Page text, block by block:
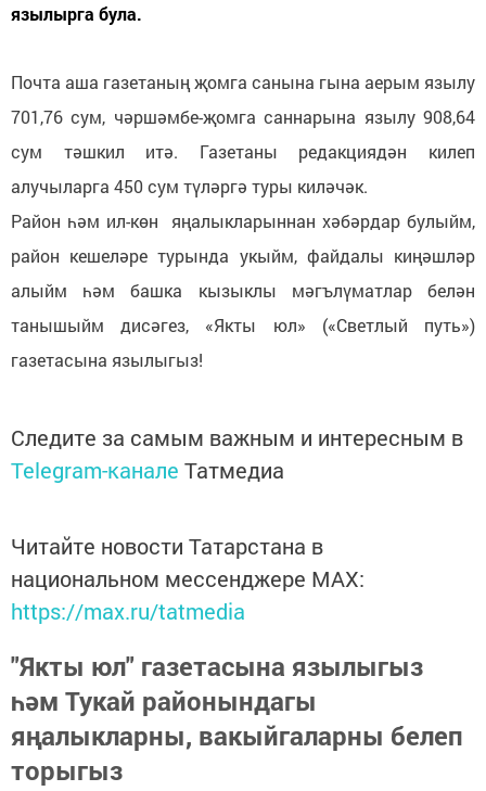
язылырга була.
Почта аша газетаның җомга санына гына аерым язылу
701,76 сум, чәршәмбе-җомга саннарына язылу 908,64
сум тәшкил итә. Газетаны редакциядән килеп
алучыларга 450 сум түләргә туры киләчәк.
Район һәм ил-көн яңалыкларыннан хәбәрдар булыйм,
район кешеләре турында укыйм, файдалы киңәшләр
алыйм һәм башка кызыклы мәгълүматлар белән
танышыйм дисәгез, «Якты юл» («Светлый путь»)
газетасына язылыгыз!
Следите за самым важным и интересным в
Telegram-канале Татмедиа
Читайте новости Татарстана в
национальном мессенджере MАХ:
https://max.ru/tatmedia
"Якты юл" газетасына язылыгыз
һәм Тукай районындагы
яңалыкларны, вакыйгаларны белеп
торыгыз